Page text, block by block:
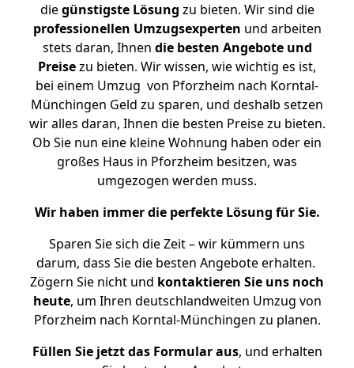
diegünstigste Lösung zu bieten. Wir sind die
professionellen Umzugsexperten und arbeiten
stets daran, Ihnen die besten Angebote und
Preisezu bieten. Wir wissen, wie wichtig es ist,
bei einem Umzug von Pforzheim nach Korntal-
Münchingen Geld zu sparen, und deshalb setzen
wir alles daran, Ihnen die besten Preise zu bieten.
Ob Sie nun eine kleine Wohnung haben oder ein
großes Haus in Pforzheim besitzen, was
umgezogen werden muss.
Wir haben immer die perfekte Lösung für Sie.
Sparen Sie sich die Zeit – wir kümmern uns
darum, dass Sie die besten Angebote erhalten.
Zögern Sie nicht und kontaktieren Sie uns noch
heute, um Ihren deutschlandweiten Umzug von
Pforzheim nach Korntal-Münchingen zu planen.
Füllen Sie jetzt das Formular aus, und erhalten